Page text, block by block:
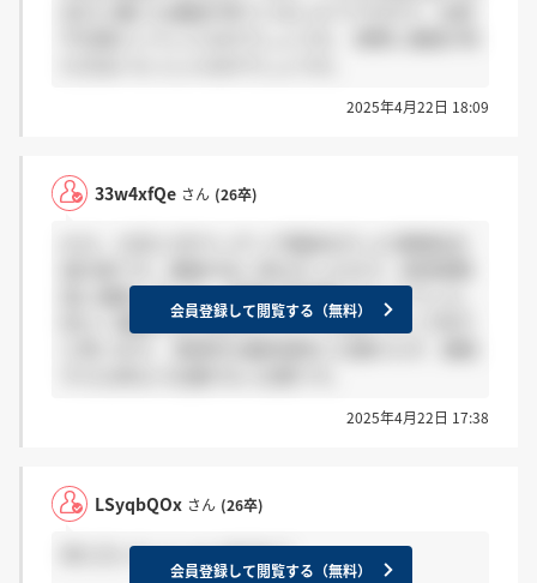
2025年4月22日 18:09
33w4xfQe さん (26卒)
局に連絡しました。 結果は不採用とのことでした。
恐らく連絡がない方はサイレントお祈りという形だ
会員登録して閲覧する（無料）
2025年4月22日 17:38
LSyqbQOx さん (26卒)
来た方いらっしゃいますか？
会員登録して閲覧する（無料）